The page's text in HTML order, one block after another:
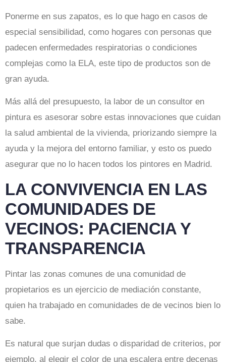
Ponerme en sus zapatos, es lo que hago en casos de
especial sensibilidad, como hogares con personas que
padecen enfermedades respiratorias o condiciones
complejas como la ELA, este tipo de productos son de
gran ayuda.
Más allá del presupuesto, la labor de un consultor en
pintura es asesorar sobre estas innovaciones que cuidan
la salud ambiental de la vivienda, priorizando siempre la
ayuda y la mejora del entorno familiar, y esto os puedo
asegurar que no lo hacen todos los pintores en Madrid.
LA CONVIVENCIA EN LAS
COMUNIDADES DE
VECINOS: PACIENCIA Y
TRANSPARENCIA
Pintar las zonas comunes de una comunidad de
propietarios es un ejercicio de mediación constante,
quien ha trabajado en comunidades de de vecinos bien lo
sabe.
Es natural que surjan dudas o disparidad de criterios, por
ejemplo, al elegir el color de una escalera entre decenas